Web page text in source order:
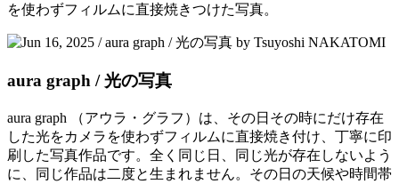
を使わずフィルムに直接焼きつけた写真。
aura graph / 光の写真
aura graph （アウラ・グラフ）は、その日その時にだけ存在
した光をカメラを使わずフィルムに直接焼き付け、丁寧に印
刷した写真作品です。全く同じ日、同じ光が存在しないよう
に、同じ作品は二度と生まれません。その日の天候や時間帯